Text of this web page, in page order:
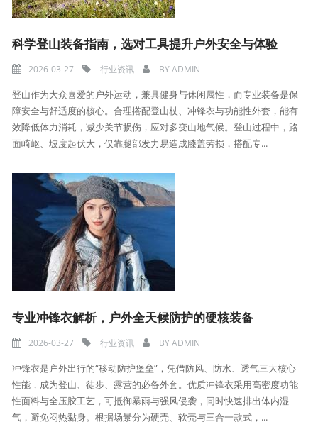
科学登山装备指南，选对工具提升户外安全与体验
2026-03-27 行业资讯 BYADMIN
登山作为大众喜爱的户外运动，兼具健身与休闲属性，而专业装备是保
障安全与舒适度的核心。合理搭配登山杖、冲锋衣与功能性外套，能有
效降低体力消耗，减少关节损伤，应对多变山地气候。登山过程中，路
面崎岖、坡度起伏大，仅靠腿部发力易造成膝盖劳损，搭配专...
专业冲锋衣解析，户外全天候防护的硬核装备
2026-03-27 行业资讯 BYADMIN
冲锋衣是户外出行的“移动防护堡垒”，凭借防风、防水、透气三大核心
性能，成为登山、徒步、露营的必备外套。优质冲锋衣采用高密度功能
性面料与全压胶工艺，可抵御暴雨与强风侵袭，同时快速排出体内湿
气，避免闷热黏身。根据场景分为硬壳、软壳与三合一款式，...